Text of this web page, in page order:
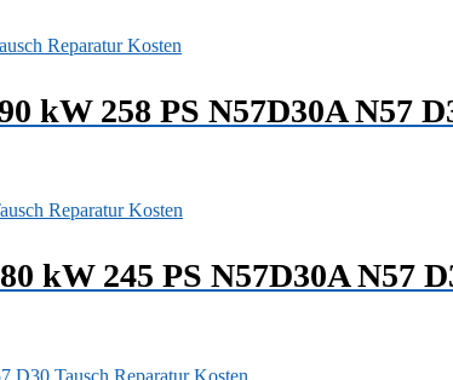
kW 258 PS N57D30A N57
kW 245 PS N57D30A N57